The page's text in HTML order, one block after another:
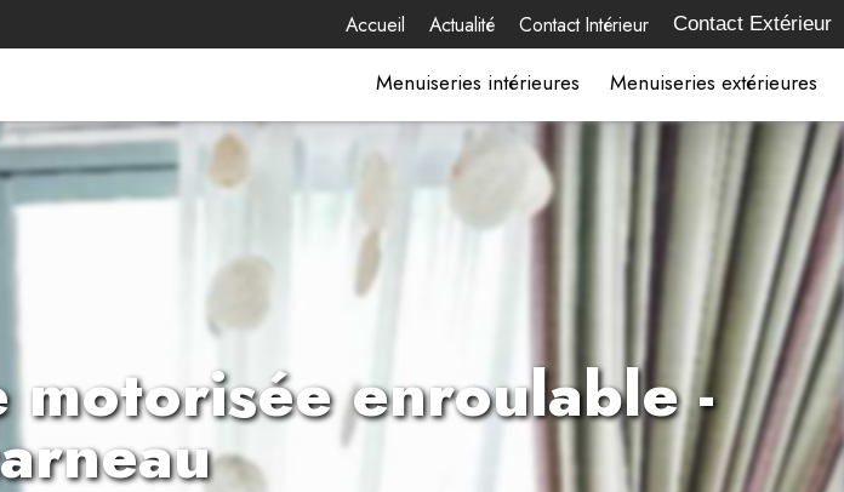
Accueil Actualité Contact Intérieur Contact Extérieur
Menuiseries intérieures Menuiseries extérieures
enroulable -